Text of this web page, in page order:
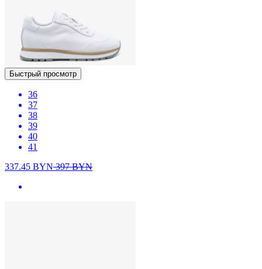
Быстрый просмотр
36
37
38
39
40
41
337.45 BYN397BYN